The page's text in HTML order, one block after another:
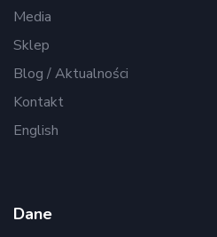
Media
Sklep
Blog / Aktualności
Kontakt
English
Dane